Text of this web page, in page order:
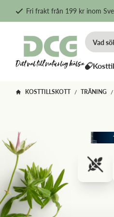
Fri frakt från 199 kr inom
KOSTTILLSKOTT / TRÄNING /